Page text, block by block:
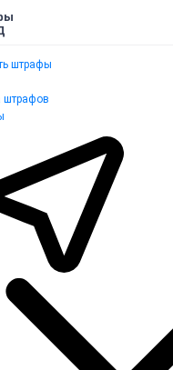
штрафы
штрафов